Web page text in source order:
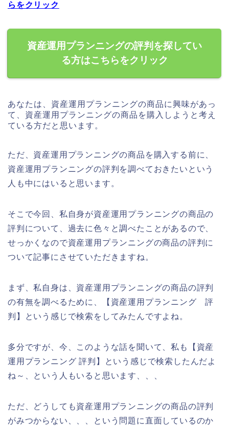
らをクリック
資産運用プランニングの評判を探してい
る方はこちらをクリック
あなたは、資産運用プランニングの商品に興味があっ
て、資産運用プランニングの商品を購入しようと考え
ている方だと思います。
ただ、資産運用プランニングの商品を購入する前に、
資産運用プランニングの評判を調べておきたいという
人も中にはいると思います。
そこで今回、私自身が資産運用プランニングの商品の
評判について、過去に色々と調べたことがあるので、
せっかくなので資産運用プランニングの商品の評判に
ついて記事にさせていただきますね。
まず、私自身は、資産運用プランニングの商品の評判
の有無を調べるために、【資産運用プランニング 評
判】という感じで検索をしてみたんですよね。
多分ですが、今、このような話を聞いて、私も【資産
運用プランニング 評判】という感じで検索したんだよ
ね～、という人もいると思います、、、
ただ、どうしても資産運用プランニングの商品の評判
がみつからない、、、という問題に直面しているのか